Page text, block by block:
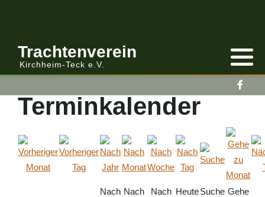
Trachtenverein
Kirchheim-Teck e.V.
Terminkalender
Nach Nach
Nach HeuteSuche Gehe
Anmelden/Abmelden
Kalender
Gebirgstracht
Volkstracht
Berichte Vereinsleitung
Berichte
Vereinsleitung Informiert